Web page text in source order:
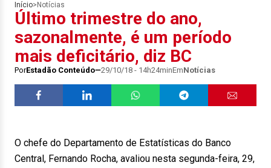
Início> Notícias
Último trimestre do ano,
sazonalmente, é um período
mais deficitário, diz BC
PorEstadão Conteúdo 29/10/18 - 14h24minEmNotícias
O chefe do Departamento de Estatísticas do Banco
Central, Fernando Rocha, avaliou nesta segunda-feira, 29,